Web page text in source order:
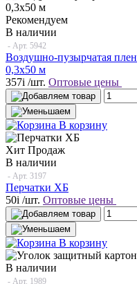
Рекомендуем
В наличии
- Арт. 5942
Воздушно-пузырчатая
0,3х50 м
357i /шт. Оптовые цены
В корзину
Хит Продаж
В наличии
- Арт. 3197
Перчатки ХБ
50i /шт. Оптовые цены
В корзину
В наличии
- Арт. 1989